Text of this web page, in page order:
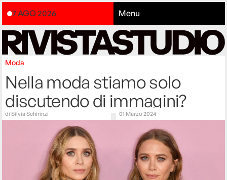
7 AGO 2026 Menu
Moda
Nella moda stiamo solo
discutendo di immagini?
diSilvia Schirinzi 01 Marzo 2024